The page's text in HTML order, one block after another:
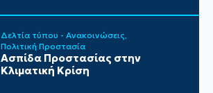
Δελτία τύπου - Ανακοινώσεις
Πολιτική Προστασία
Ασπίδα Προστασίας στην
Κλιματική Κρίση